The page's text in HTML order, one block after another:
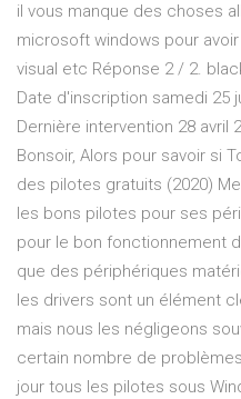
il vous manque des choses
microsoft windows pour
visual etc Réponse 2 / 2.
Date d'inscription samedi 25
Dernière intervention 28 avril
Bonsoir, Alors pour savoir si
des pilotes gratuits (2020)
les bons pilotes pour ses
pour le bon fonctionnement
que des périphériques
les drivers sont un élément
mais nous les négligeons
certain nombre de
jour tous les pilotes sous